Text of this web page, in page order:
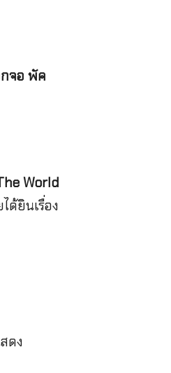
จอ พัค
World
ด้ยินเรื่อง
ดง